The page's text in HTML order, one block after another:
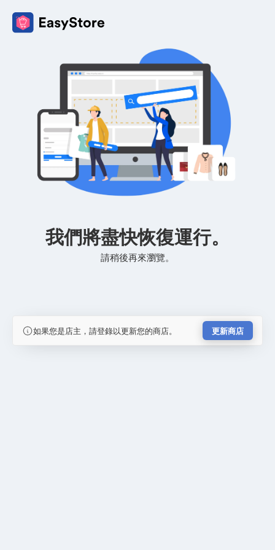
我們將盡快恢復運行。
請稍後再來瀏覽。
如果您是店主，請登錄以更新您的商店。 更新商店